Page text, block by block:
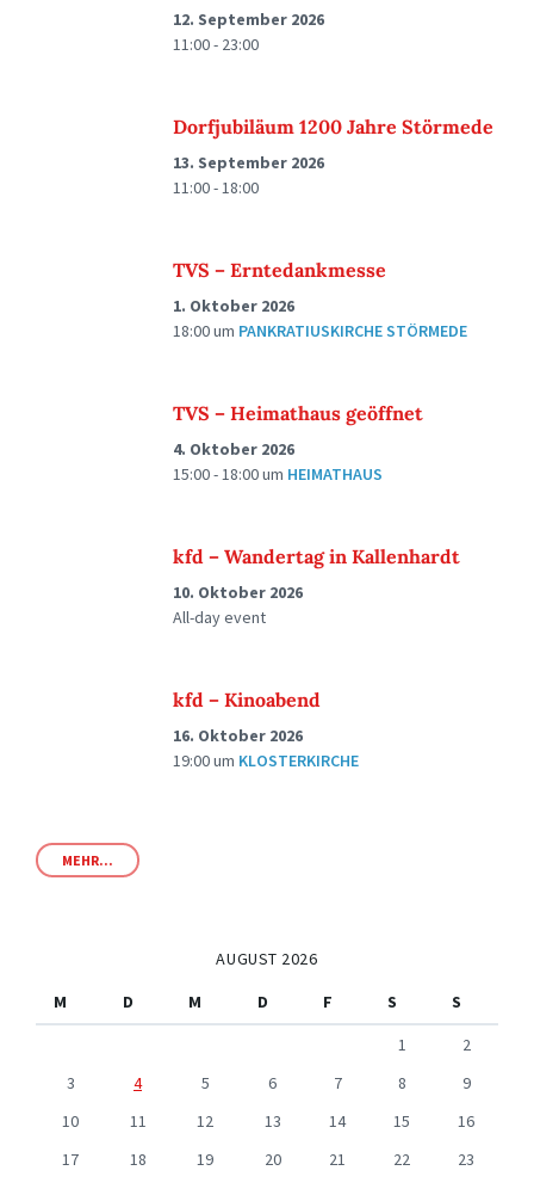
12. September 2026
11:00 - 23:00
Dorfjubiläum 1200 Jahre Störmede
13. September 2026
11:00 - 18:00
TVS – Erntedankmesse
1. Oktober 2026
18:00um PANKRATIUSKIRCHE STÖRMEDE
TVS – Heimathaus geöffnet
4. Oktober 2026
15:00 - 18:00um HEIMATHAUS
kfd – Wandertag in Kallenhardt
10. Oktober 2026
All-day event
kfd – Kinoabend
16. Oktober 2026
19:00um KLOSTERKIRCHE
MEHR...
AUGUST 2026
M
D M D F S
S
1
2
3
4 5 6 7 8
9
10
11 12 13 14 15
16
17
18 19 20 21 22
23